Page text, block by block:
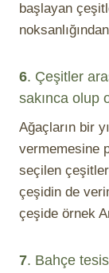
başlayan
6. Çeşitler
sakınca olup
Ağaçların bir
vermemesine
seçilen
çeşidin de
çeşide örnek
7. Bahçe